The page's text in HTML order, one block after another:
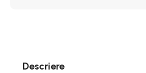
Descriere